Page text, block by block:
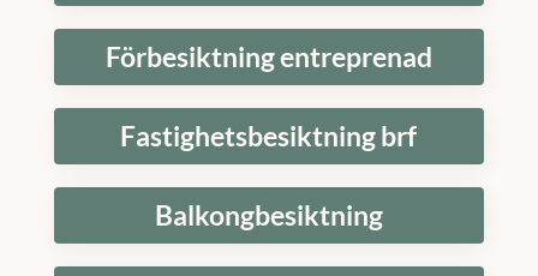
Förbesiktning entreprenad
Fastighetsbesiktning brf
Balkongbesiktning